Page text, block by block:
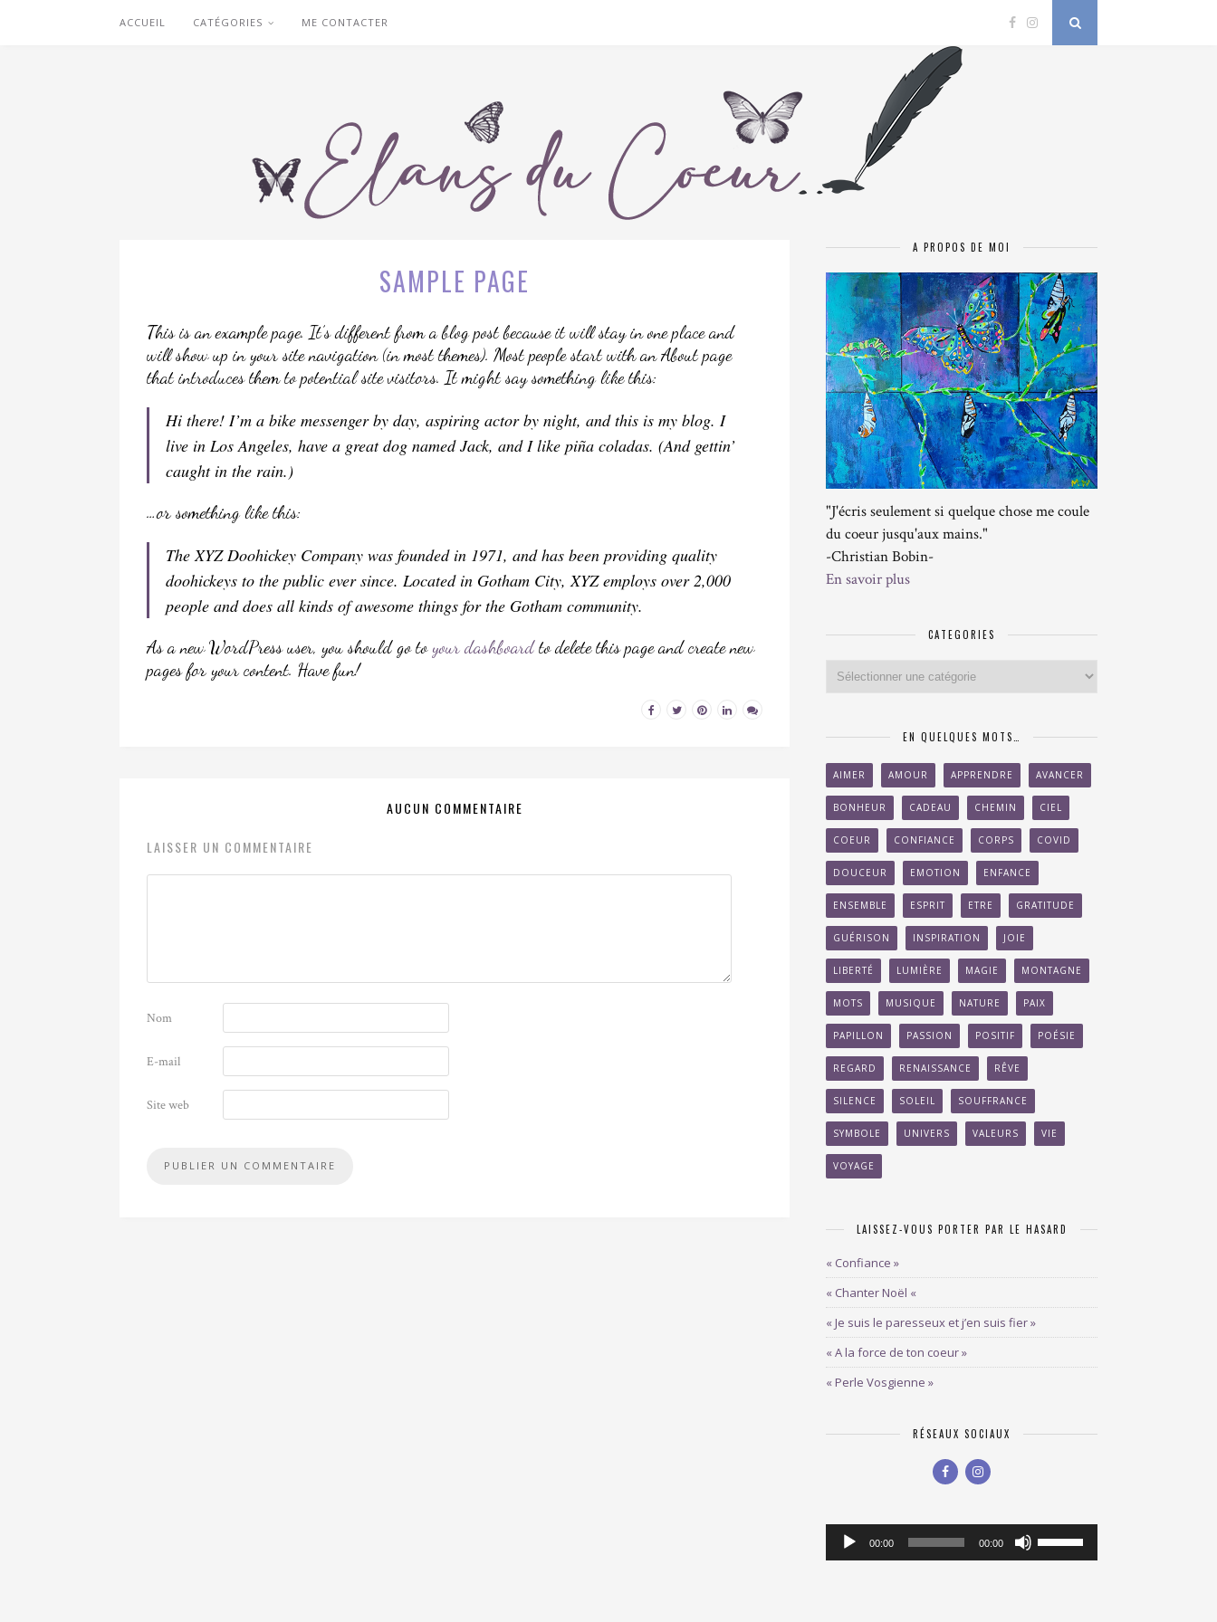
ACCUEIL CATÉGORIES ME CONTACTER
SAMPLE PAGE
This is an example page. It’s different from a blog post because it will stay in one place and
will show up in your site navigation (in most themes). Most people start with an About page
that introduces them to potential site visitors. It might say something like this:
Hi there! I’m a bike messenger by day, aspiring actor by night, and this is my blog. I
live in Los Angeles, have a great dog named Jack, and I like piña coladas. (And gettin’
caught in the rain.)
…or something like this:
The XYZ Doohickey Company was founded in 1971, and has been providing quality
doohickeys to the public ever since. Located in Gotham City, XYZ employs over 2,000
people and does all kinds of awesome things for the Gotham community.
As a new WordPress user, you should go to your dashboardto delete this page and create new
pages for your content. Have fun!
AUCUN COMMENTAIRE
LAISSER UN COMMENTAIRE
Nom
E-mail
Site web
A PROPOS DE MOI
"J'écris seulement si quelque chose me coule
du coeur jusqu'aux mains."
-Christian Bobin-
En savoir plus
CATEGORIES
Categories
EN QUELQUES MOTS…
AIMER AMOUR APPRENDRE AVANCER
BONHEUR CADEAU CHEMIN CIEL
COEUR CONFIANCE CORPS COVID
DOUCEUR EMOTION ENFANCE
ENSEMBLE ESPRIT ETRE GRATITUDE
GUÉRISON INSPIRATION JOIE
LIBERTÉ LUMIÈRE MAGIE MONTAGNE
MOTS MUSIQUE NATURE PAIX
PAPILLON PASSION POSITIF POÉSIE
REGARD RENAISSANCE RÊVE
SILENCE SOLEIL SOUFFRANCE
SYMBOLE UNIVERS VALEURS VIE
VOYAGE
LAISSEZ-VOUS PORTER PAR LE HASARD
« Confiance »
« Chanter Noël «
« Je suis le paresseux et j’en suis fier »
« A la force de ton coeur »
« Perle Vosgienne »
RÉSEAUX SOCIAUX
Lecteur
audio
00:00 00:00
les